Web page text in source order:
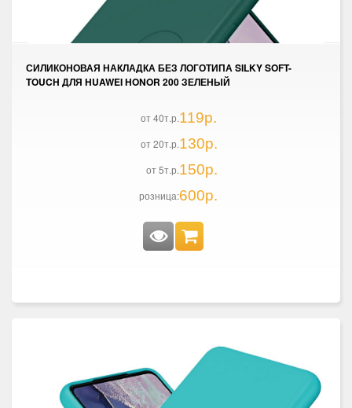
СИЛИКОНОВАЯ НАКЛАДКА БЕЗ ЛОГОТИПА SILKY SOFT-
TOUCH ДЛЯ HUAWEI HONOR 200 ЗЕЛЕНЫЙ
от 40т.р.119р.
от 20т.р.130р.
от 5т.р.150р.
розница:600р.